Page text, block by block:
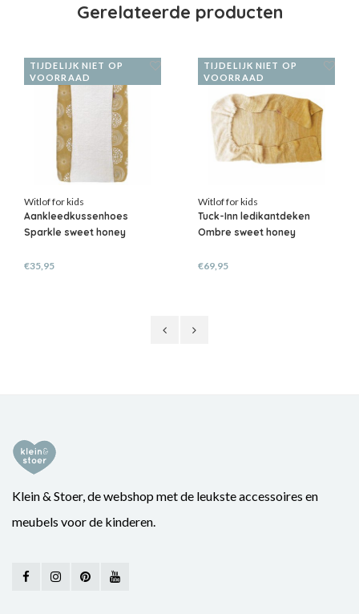
Gerelateerde producten
TIJDELIJK NIET OP
VOORRAAD
Witlof for kids
Aankleedkussenhoes
Sparkle sweet honey
€35,95
TIJDELIJK NIET OP
VOORRAAD
Witlof for kids
Tuck-Inn ledikantdeken
Ombre sweet honey
€69,95
Klein & Stoer, de webshop met de leukste accessoires en
meubels voor de kinderen.